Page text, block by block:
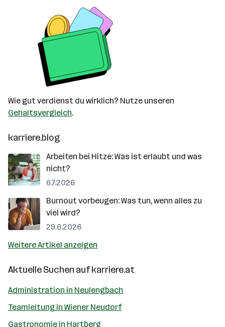
Wie gut verdienst du wirklich? Nutze unseren
Gehaltsvergleich.
karriere.blog
Arbeiten bei Hitze: Was ist erlaubt und was
nicht?
6.7.2026
Burnout vorbeugen: Was tun, wenn alles zu
viel wird?
29.6.2026
Weitere Artikel anzeigen
Aktuelle Suchen aufkarriere.at
Administration in Neulengbach
Teamleitung in Wiener Neudorf
Gastronomie in Hartberg